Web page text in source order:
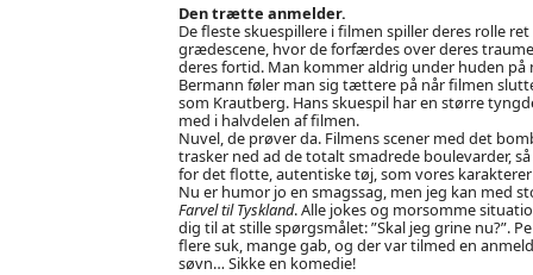
Den trætte anmelder.
De fleste skuespillere i filmen spiller deres rolle
grædescene, hvor de forfærdes over deres
deres fortid. Man kommer aldrig under huden
Bermann føler man sig tættere på når filmen
som Krautberg. Hans skuespil har en større
med i halvdelen af filmen.
Nuvel, de prøver da. Filmens scener med det
trasker ned ad de totalt smadrede boulevarder,
for det flotte, autentiske tøj, som vores
Nu er humor jo en smagssag, men jeg kan med
Farvel til Tyskland. Alle jokes og morsomme
dig til at stille spørgsmålet: ”Skal jeg grine nu?”.
flere suk, mange gab, og der var tilmed en
søvn… Sikke en komedie!